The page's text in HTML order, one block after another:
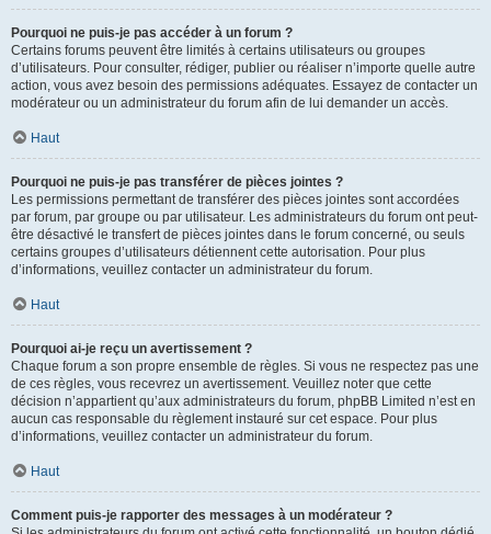
Pourquoi ne puis-je pas accéder à un forum ?
Certains forums peuvent être limités à certains utilisateurs ou groupes
d’utilisateurs. Pour consulter, rédiger, publier ou réaliser n’importe quelle autre
action, vous avez besoin des permissions adéquates. Essayez de contacter un
modérateur ou un administrateur du forum afin de lui demander un accès.
Haut
Pourquoi ne puis-je pas transférer de pièces jointes ?
Les permissions permettant de transférer des pièces jointes sont accordées
par forum, par groupe ou par utilisateur. Les administrateurs du forum ont peut-
être désactivé le transfert de pièces jointes dans le forum concerné, ou seuls
certains groupes d’utilisateurs détiennent cette autorisation. Pour plus
d’informations, veuillez contacter un administrateur du forum.
Haut
Pourquoi ai-je reçu un avertissement ?
Chaque forum a son propre ensemble de règles. Si vous ne respectez pas une
de ces règles, vous recevrez un avertissement. Veuillez noter que cette
décision n’appartient qu’aux administrateurs du forum, phpBB Limited n’est en
aucun cas responsable du règlement instauré sur cet espace. Pour plus
d’informations, veuillez contacter un administrateur du forum.
Haut
Comment puis-je rapporter des messages à un modérateur ?